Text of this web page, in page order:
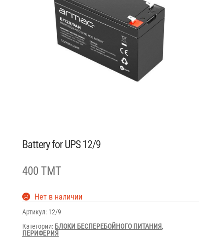
Battery for UPS 12/9
400 TMT
Нет в наличии
Артикул: 12/9
Категории: БЛОКИ БЕСПЕРЕБОЙНОГО ПИТАНИЯ,
ПЕРИФЕРИЯ